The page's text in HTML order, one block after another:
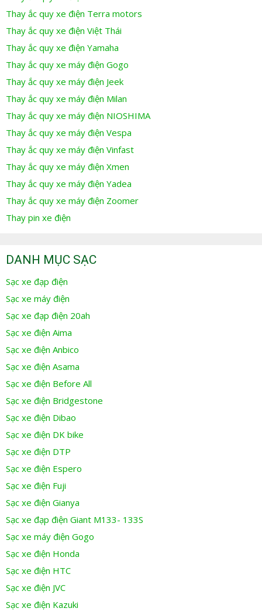
Thay ắc quy xe điện Terra motors
Thay ắc quy xe điện Việt Thái
Thay ắc quy xe điện Yamaha
Thay ắc quy xe máy điện Gogo
Thay ắc quy xe máy điện Jeek
Thay ắc quy xe máy điện Milan
Thay ắc quy xe máy điện NIOSHIMA
Thay ắc quy xe máy điện Vespa
Thay ắc quy xe máy điện Vinfast
Thay ắc quy xe máy điện Xmen
Thay ắc quy xe máy điện Yadea
Thay ắc quy xe máy điện Zoomer
Thay pin xe điện
DANH MỤC SẠC
Sạc xe đạp điện
Sạc xe máy điện
Sạc xe đạp điện 20ah
Sạc xe điện Aima
Sạc xe điện Anbico
Sạc xe điện Asama
Sạc xe điện Before All
Sạc xe điện Bridgestone
Sạc xe điện Dibao
Sạc xe điện DK bike
Sạc xe điện DTP
Sạc xe điện Espero
Sạc xe điện Fuji
Sạc xe điện Gianya
Sạc xe đạp điện Giant M133- 133S
Sạc xe máy điện Gogo
Sạc xe điện Honda
Sạc xe điện HTC
Sạc xe điện JVC
Sạc xe điện Kazuki